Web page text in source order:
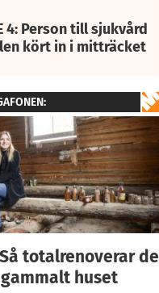
4: Person till sjukvård
kört in i mitträcket
totalrenoverar de
huset